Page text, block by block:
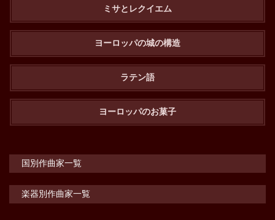
ミサとレクイエム
ヨーロッパの城の構造
ラテン語
ヨーロッパのお菓子
国別作曲家一覧
楽器別作曲家一覧